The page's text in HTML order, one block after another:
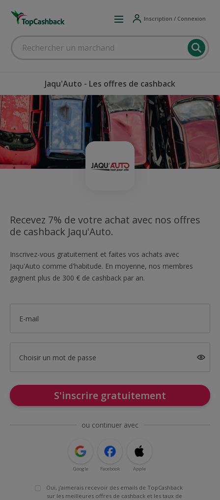
Inscription / Connexion
Jaqu'Auto - Les offres de cashback
Recevez 7% de votre achat avec nos offres
de cashback Jaqu'Auto.
Inscrivez-vous gratuitement et faites vos achats avec
Jaqu'Auto comme d'habitude. En moyenne, nos membres
gagnent plus de 300 € de cashback par an.
E-mail
Choisir un mot de passe
S'inscrire gratuitement
ou continuer avec
Google Facebook Apple
Oui, j'aimerais recevoir des emails de TopCashback
sur les meilleures offres de cashback et les taux de